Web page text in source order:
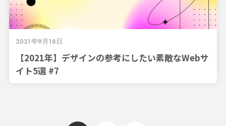
2021年9月18日
【2021年】デザインの参考にしたい素敵なWebサ
イト5選 #7